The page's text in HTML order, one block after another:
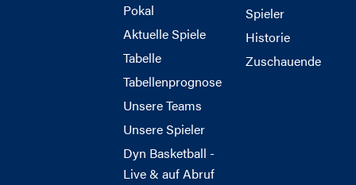
Pokal
Aktuelle Spiele
Tabelle
Tabellenprognose
Unsere Teams
Unsere Spieler
Dyn Basketball -
Live & auf Abruf
Spieler
Historie
Zuschauende